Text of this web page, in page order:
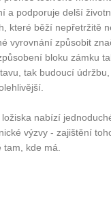
a podporuje delší
které běží nepřetržitě
vyrovnání způsobit
bloku zámku
tak budoucí
nabízí
výzvy - zajištění
kde má.